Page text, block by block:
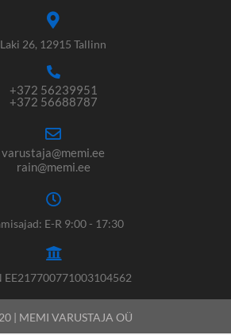
Laki 26, 12915 Tallinn
+372 56239951
+372 56688787
varustaja@memi.ee
rain@memi.ee
E-R 9:00 - 17:30
EE217700771003104562
| MEMI VARUSTAJA OÜ